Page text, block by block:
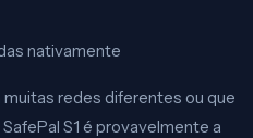
nativamente
redes diferentes ou que
S1 é provavelmente a